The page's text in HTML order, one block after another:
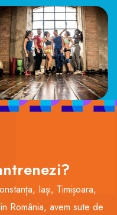
Iași, Timișoara,
România, avem sute de